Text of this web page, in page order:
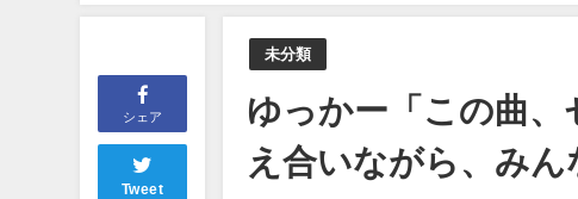
アイドル – ぷぅアンテナ / 「乃木坂46ののぎおび⊿」北野日奈子が生配信！【
アイドル – ぷぅアンテナ / 2022年3月22日（火）のメディア情報
アイドル – ぷぅアンテナ / 【乃木坂46】井上和の『なぎおはぎ』って こんぺいと
アイドル – ぷぅアンテナ / 【乃木坂46】日村勇紀 gif職人が切り抜いた名シーン.gif
ふぇどみ！ / 【悲報】呪術廻戦、視聴率5.1%
ふぇどみ！ / 【画像】スポ－ツキャスターお姉さん・ハメまくりだったｗｗｗｗｗ
ふぇどみ！ / 【悲報】母「裕福な過程が高学歴になるとか大嘘。教育に金をかけま
シェア
Tweet
未分類
ゆっかー「この曲
え合いながら、みん